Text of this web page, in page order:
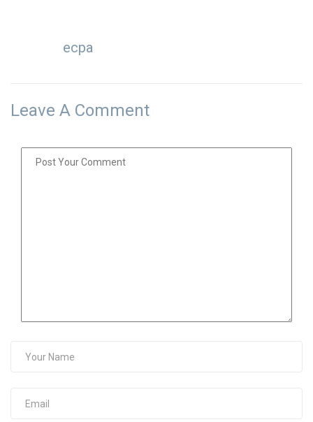
ecpa
Leave A Comment